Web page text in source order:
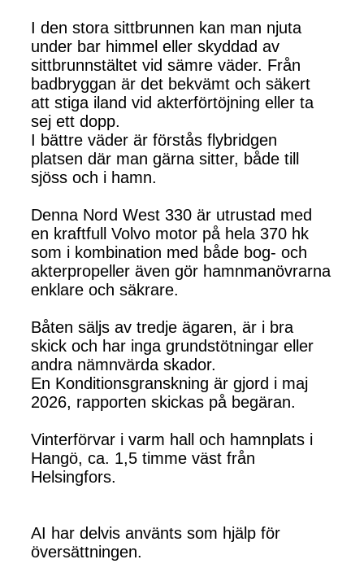
I den stora sittbrunnen kan man njuta
under bar himmel eller skyddad av
sittbrunnstältet vid sämre väder. Från
badbryggan är det bekvämt och säkert
att stiga iland vid akterförtöjning eller ta
sej ett dopp.
I bättre väder är förstås flybridgen
platsen där man gärna sitter, både till
sjöss och i hamn.
Denna Nord West 330 är utrustad med
en kraftfull Volvo motor på hela 370 hk
som i kombination med både bog- och
akterpropeller även gör hamnmanövrarna
enklare och säkrare.
Båten säljs av tredje ägaren, är i bra
skick och har inga grundstötningar eller
andra nämnvärda skador.
En Konditionsgranskning är gjord i maj
2026, rapporten skickas på begäran.
Vinterförvar i varm hall och hamnplats i
Hangö, ca. 1,5 timme väst från
Helsingfors.
AI har delvis använts som hjälp för
översättningen.